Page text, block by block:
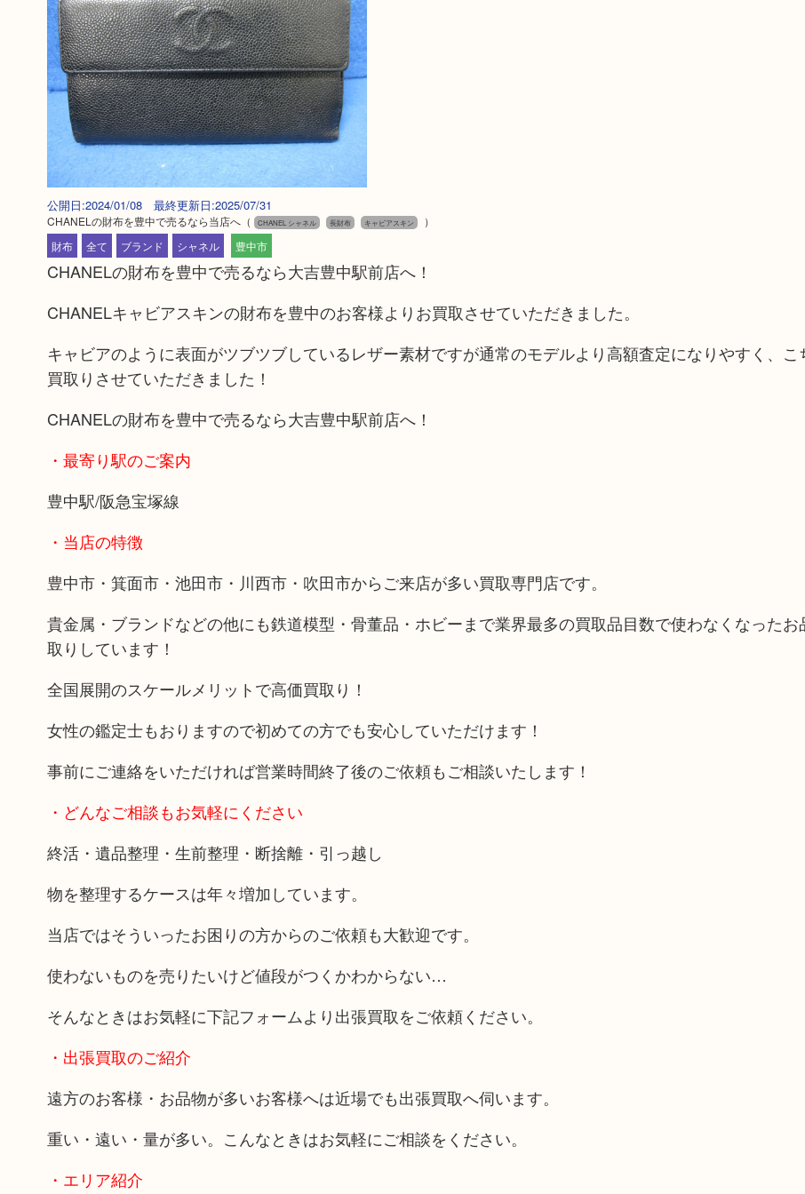
公開日:2024/01/08 最終更新日:2025/07/31
CHANELの財布を豊中で売るなら当店へ（ CHANEL シャネル 長財布 キャビアスキン
）
財布
全て ブランド シャネル 豊中市
CHANELの財布を豊中で売るなら大吉豊中駅前店へ！
CHANELキャビアスキンの財布を豊中のお客様よりお買取させていただきました。
キャビアのように表面がツブツブしているレザー素材ですが通常のモデルより高額査定になりやすく、こ
買取りさせていただきました！
CHANELの財布を豊中で売るなら大吉豊中駅前店へ！
・最寄り駅のご案内
豊中駅/阪急宝塚線
・当店の特徴
豊中市・箕面市・池田市・川西市・吹田市からご来店が多い買取専門店です。
貴金属・ブランドなどの他にも鉄道模型・骨董品・ホビーまで業界最多の買取品目数で使わなくなったお
取りしています！
全国展開のスケールメリットで高価買取り！
女性の鑑定士もおりますので初めての方でも安心していただけます！
事前にご連絡をいただければ営業時間終了後のご依頼もご相談いたします！
・どんなご相談もお気軽にください
終活・遺品整理・生前整理・断捨離・引っ越し
物を整理するケースは年々増加しています。
当店ではそういったお困りの方からのご依頼も大歓迎です。
使わないものを売りたいけど値段がつくかわからない…
そんなときはお気軽に下記フォームより出張買取をご依頼ください。
・出張買取のご紹介
遠方のお客様・お品物が多いお客様へは近場でも出張買取へ伺います。
重い・遠い・量が多い。こんなときはお気軽にご相談をください。
・エリア紹介